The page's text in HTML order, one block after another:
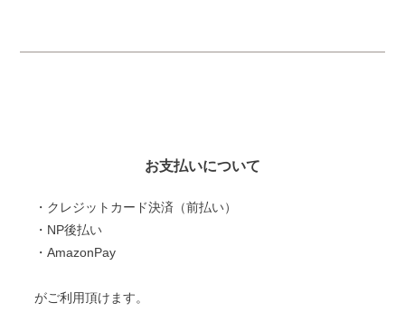
お支払いについて
・クレジットカード決済（前払い）
・NP後払い
・AmazonPay
がご利用頂けます。